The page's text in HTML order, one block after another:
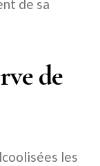
de sa
de
les